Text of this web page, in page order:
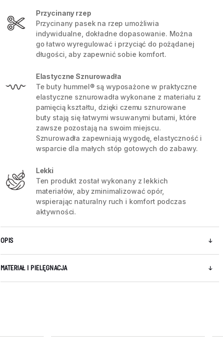
Przycinany rzep
Przycinany pasek na rzep umożliwia
indywidualne, dokładne dopasowanie. Można
go łatwo wyregulować i przyciąć do pożądanej
długości, aby zapewnić sobie komfort.
Elastyczne Sznurowadła
Te buty hummel® są wyposażone w praktyczne
elastyczne sznurowadła wykonane z materiału z
pamięcią kształtu, dzięki czemu sznurowane
buty stają się łatwymi wsuwanymi butami, które
zawsze pozostają na swoim miejscu.
Sznurowadła zapewniają wygodę, elastyczność i
wsparcie dla małych stóp gotowych do zabawy.
Lekki
Ten produkt został wykonany z lekkich
materiałów, aby zminimalizować opór,
wspierając naturalny ruch i komfort podczas
aktywności.
OPIS
MATERIAŁ I PIELĘGNACJA